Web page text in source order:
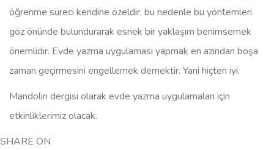
öğrenme süreci kendine özeldir, bu nedenle bu yöntemleri
göz önünde bulundurarak esnek bir yaklaşım benimsemek
önemlidir. Evde yazma uygulaması yapmak en azından boşa
zaman geçirmesini engellemek demektir. Yani hiçten iyi.
Mandolin dergisi olarak evde yazma uygulamaları için
etkinliklerimiz olacak.
SHARE ON